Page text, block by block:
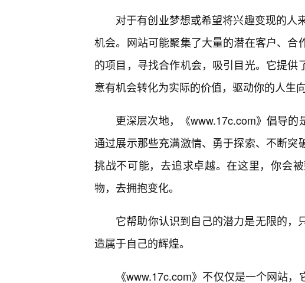
对于有创业梦想或希望将兴趣变现的人
机会。网站可能聚集了大量的潜在客户、
的项目，寻找合作机会，吸引目光。它提
意有机会转化为实际的价值，驱动你的人生向
更深层次地，《www.17c.com》倡导
通过展示那些充满激情、勇于探索、不断
挑战不可能，去追求卓越。在这里，你会
物，去拥抱变化。
它帮助你认识到自己的潜力是无限的
造属于自己的辉煌。
《www.17c.com》不仅仅是一个网站